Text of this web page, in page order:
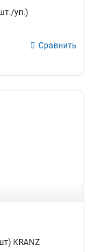
уп.)
Сравнить
KRANZ